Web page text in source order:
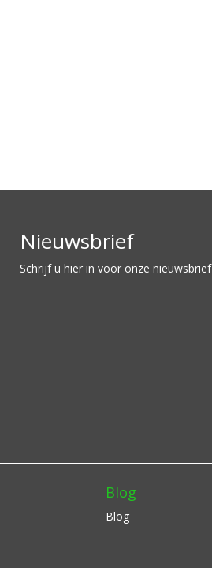
Nieuwsbrief
Schrijf u hier in voor onze nieuwsbrief
Blog
Blog